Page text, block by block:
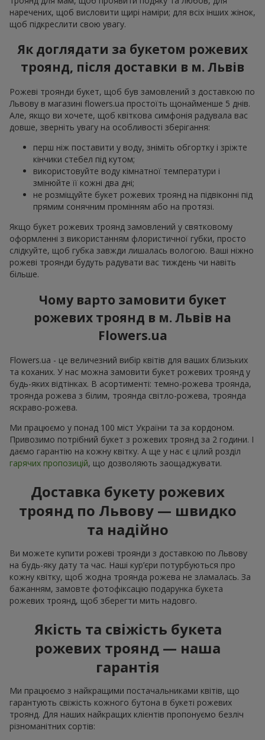
наречених, щоб висловити щирі наміри; для всіх інших жінок,
щоб підкреслити свою увагу.
Як доглядати за букетом рожевих
троянд, після доставки в м. Львів
Рожеві троянди букет, щоб був замовлений з доставкою по
Львову в магазині flowers.ua простоїть щонайменше 5 днів.
Але, якщо ви хочете, щоб квіткова симфонія радувала вас
довше, зверніть увагу на особливості зберігання:
перш ніж поставити у воду, зніміть обгортку і зріжте
кінчики стебел під кутом;
використовуйте воду кімнатної температури і
змінюйте її кожні два дні;
не розміщуйте букет рожевих троянд на підвіконні під
прямим сонячним промінням або на протязі.
Якщо букет рожевих троянд замовлений у святковому
оформленні з використанням флористичної губки, просто
слідкуйте, щоб губка завжди лишалась вологою. Ваші ніжно
рожеві троянди будуть радувати вас тиждень чи навіть
більше.
Чому варто замовити букет
рожевих троянд в м. Львів на
Flowers.ua
Flowers.ua - це величезний вибір квітів для ваших близьких
та коханих. У нас можна замовити букет рожевих троянд у
будь-яких відтінках. В асортименті: темно-рожева троянда,
троянда рожева з білим, троянда світло-рожева, троянда
яскраво-рожева.
Ми працюємо у понад 100 міст України та за кордоном.
Привозимо потрібний букет з рожевих троянд за 2 години. І
даємо гарантію на кожну квітку. А ще у нас є цілий розділ
гарячих пропозицій, що дозволяють заощаджувати.
Доставка букету рожевих
троянд по Львову — швидко
та надійно
Ви можете купити рожеві троянди з доставкою по Львову
на будь-яку дату та час. Наші кур’єри потурбуються про
кожну квітку, щоб жодна троянда рожева не зламалась. За
бажанням, замовте фотофіксацію подарунка букета
рожевих троянд, щоб зберегти мить надовго.
Якість та свіжість букета
рожевих троянд — наша
гарантія
Ми працюємо з найкращими постачальниками квітів, що
гарантують свіжість кожного бутона в букеті рожевих
троянд. Для наших найкращих клієнтів пропонуємо безліч
різноманітних сортів: